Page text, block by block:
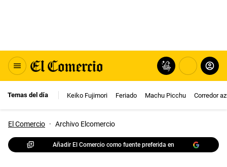
Temas del día Keiko Fujimori Feriado Machu Picchu Corredor
El Comercio · Archivo Elcomercio
Añadir El Comercio como fuente preferida en